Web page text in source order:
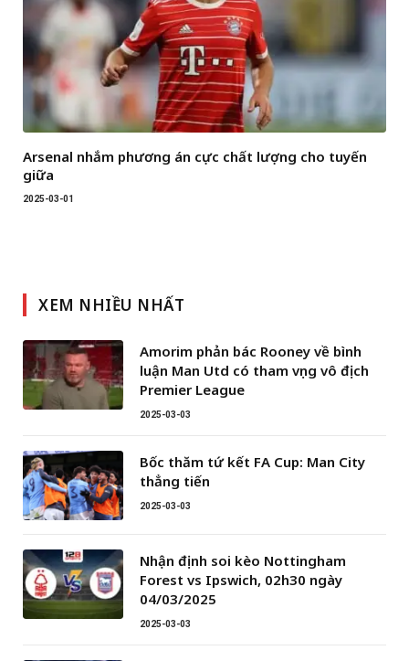
Arsenal nhắm phương án cực chất lượng cho tuyến
giữa
2025-03-01
XEM NHIỀU NHẤT
Amorim phản bác Rooney về bình
luận Man Utd có tham vọng vô địch
Premier League
2025-03-03
Bốc thăm tứ kết FA Cup: Man City
thẳng tiến
2025-03-03
Nhận định soi kèo Nottingham
Forest vs Ipswich, 02h30 ngày
04/03/2025
2025-03-03